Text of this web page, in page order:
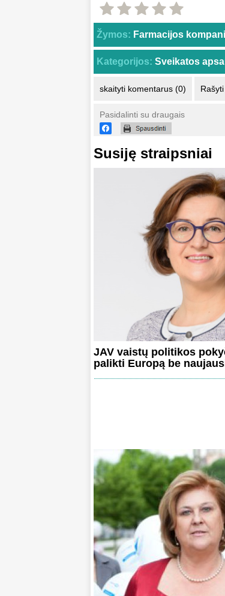
Žymos: Farmacijos
Kategorijos: Sveikatos
skaityti komentarus (0)
Pasidalinti su draugais
Susiję straipsniai
JAV vaistų politikos
palikti Europą be